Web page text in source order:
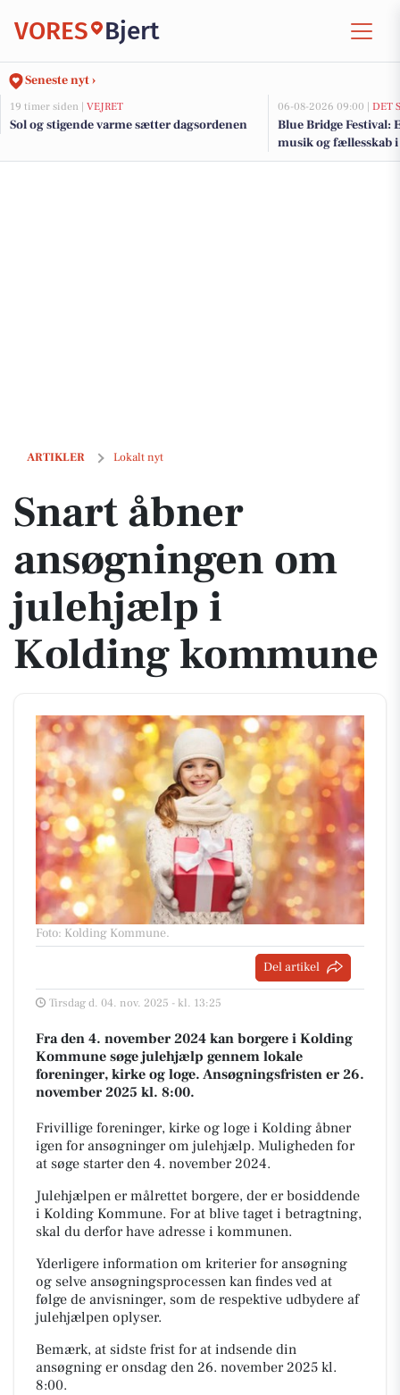
VORES Bjert
Seneste nyt ›
19 timer siden | VEJRET
Sol og stigende varme sætter dagsordenen
06-08-2026 09:00 | DET
Blue Bridge Festival:
musik og fællesskab
ARTIKLER Lokalt nyt
Snart åbner ansøgningen om julehjælp i Kolding kommune
Snart åbner
ansøgningen om
julehjælp i
Kolding kommune
Foto: Kolding Kommune.
Del artikel
Tirsdag d. 04. nov. 2025 - kl. 13:25
Fra den 4. november 2024 kan borgere i Kolding
Kommune søge julehjælp gennem lokale
foreninger, kirke og loge. Ansøgningsfristen er 26.
november 2025 kl. 8:00.
Frivillige foreninger, kirke og loge i Kolding åbner
igen for ansøgninger om julehjælp. Muligheden for
at søge starter den 4. november 2024.
Julehjælpen er målrettet borgere, der er bosiddende
i Kolding Kommune. For at blive taget i betragtning,
skal du derfor have adresse i kommunen.
Yderligere information om kriterier for ansøgning
og selve ansøgningsprocessen kan findes ved at
følge de anvisninger, som de respektive udbydere af
julehjælpen oplyser.
Bemærk, at sidste frist for at indsende din
ansøgning er onsdag den 26. november 2025 kl.
8:00.